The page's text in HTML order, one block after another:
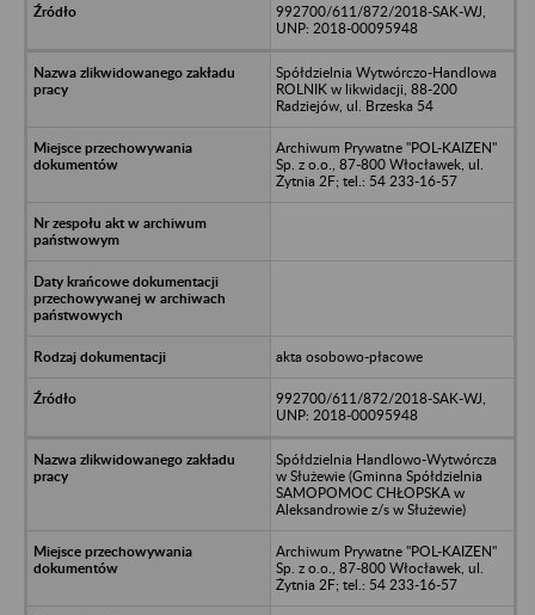
992700/611/872/2018-SAK-WJ,
UNP: 2018-00095948
Spółdzielnia Wytwórczo-Handlowa
ROLNIK w likwidacji, 88-200
Radziejów, ul. Brzeska 54
Archiwum Prywatne "POL-KAIZEN"
Sp. z o.o., 87-800 Włocławek, ul.
Żytnia 2F; tel.: 54 233-16-57
akta osobowo-płacowe
992700/611/872/2018-SAK-WJ,
UNP: 2018-00095948
Spółdzielnia Handlowo-Wytwórcza
w Służewie (Gminna Spółdzielnia
SAMOPOMOC CHŁOPSKA w
Aleksandrowie z/s w Służewie)
Archiwum Prywatne "POL-KAIZEN"
Sp. z o.o., 87-800 Włocławek, ul.
Żytnia 2F; tel.: 54 233-16-57